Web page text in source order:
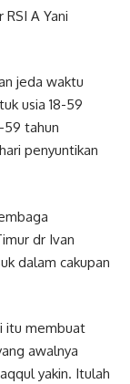
A Yani
jeda waktu
usia 18-59
59 tahun
penyuntikan
dr Ivan
dalam cakupan
itu membuat
awalnya
yakin. Itulah